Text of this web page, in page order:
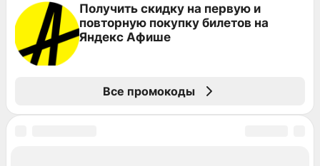
Получить скидку на первую и
повторную покупку билетов на
Яндекс Афише
Все промокоды